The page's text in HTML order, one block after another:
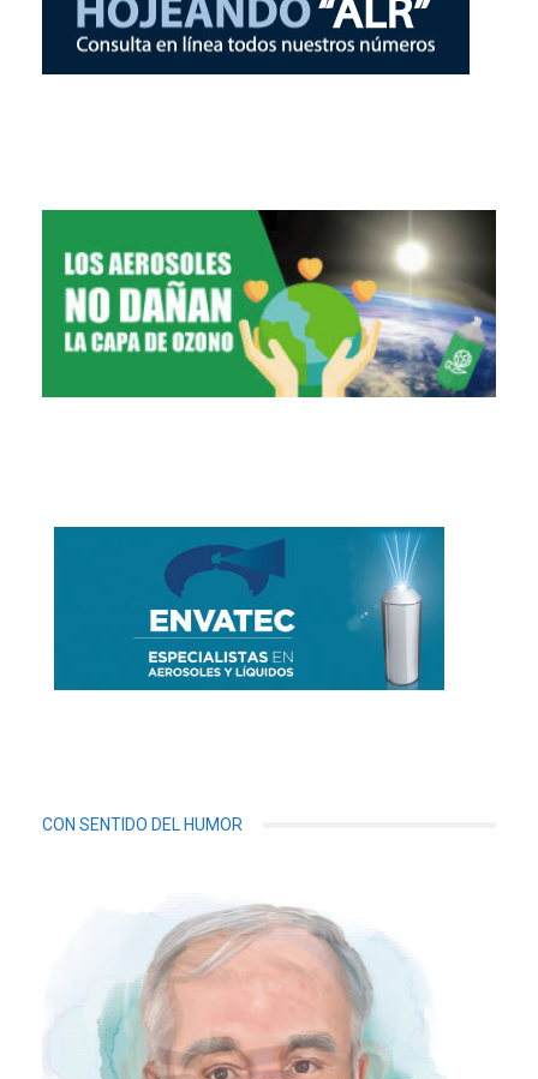
CON SENTIDO DEL HUMOR